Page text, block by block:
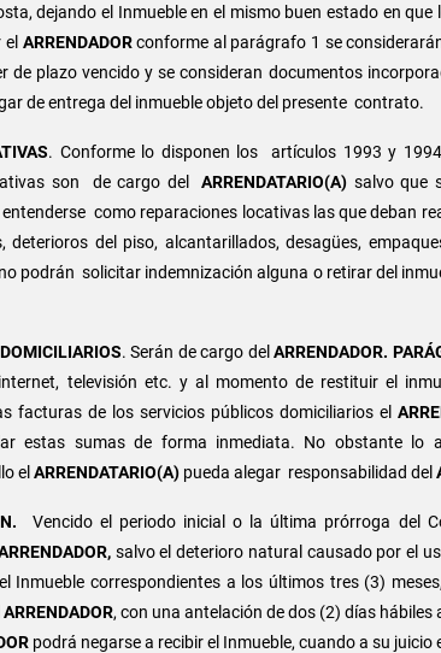
dejando el Inmueble en el mismo buen estado en que
ARRENDADORconforme al parágrafo 1 se
de plazo vencido y se consideran documentos
de entrega del inmueble objeto del presente contrato.
. Conforme lo disponen los artículos 1993 y
son de cargo delARRENDATARIO(A) salvo que
entenderse como reparaciones locativas las que deban
deterioros del piso, alcantarillados, desagües,
podrán solicitar indemnización alguna o retirar del
. Serán de cargo delARRENDADOR.
televisión etc. y al momento de restituir el
facturas de los servicios públicos domiciliarios el
estas sumas de forma inmediata. No obstante lo
el ARRENDATARIO(A) pueda alegar responsabilidad del
Vencido el periodo inicial o la última prórroga del
salvo el deterioro natural causado por el
Inmueble correspondientes a los últimos tres (3)
ARRENDADOR, con una antelación de dos (2) días
podrá negarse a recibir el Inmueble, cuando a su